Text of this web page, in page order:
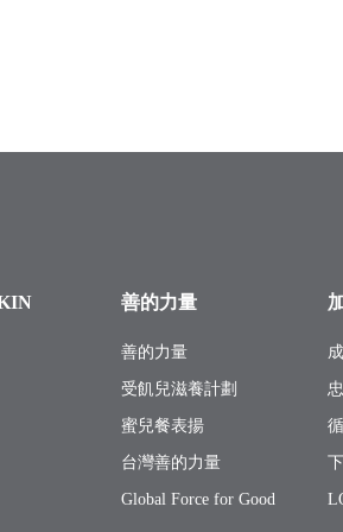
善的力量
善的力量
受飢兒滋養計劃
蜜兒餐表揚
台灣善的力量
Global Force for Good